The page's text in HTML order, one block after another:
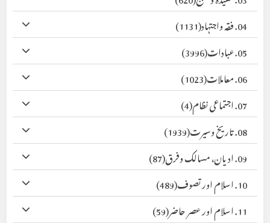
04. فقہ واجتہاد
(1131)
05. عبادات
(3996)
06. معاملات
(1023)
07. اجتماعی نظام
(4)
08. تاریخ وسیرت
(1939)
09. ادیان، مسالک وفرق
(87)
10. اسلام اور تصوف
(489)
11. اسلام اور عصر حاضر
(59)